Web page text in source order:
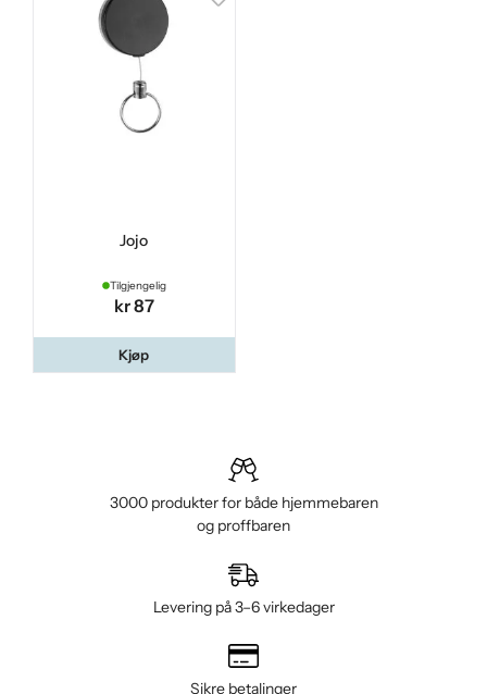
Jojo
Tilgjengelig
kr 87
Kjøp
3000 produkter for både hjemmebaren
og proffbaren
Levering på 3–6 virkedager
Sikre betalinger